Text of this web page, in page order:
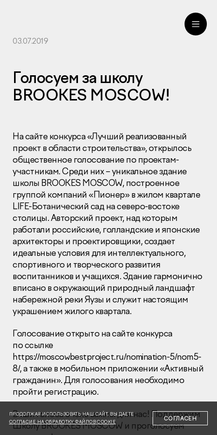
Раскрытие информации
Правовая информация
Сообщить о коррупции
Глaвный oфиc
+7 (495) 502 95 59
Отдел продаж
+7 (495) 641-35-35
Заказать звонок
© 2001-2026 Компания «Пионер»
03.07.2019
Голосуем за школу
BROOKES MOSCOW!
На сайте конкурса «Лучший реализованный
проект в области строительства», открылось
общественное голосование по проектам-
участникам. Среди них – уникальное здание
школы BROOKES MOSCOW, построенное
группой компаний «Пионер» в жилом квартале
LIFE-Ботанический сад на северо-востоке
столицы. Авторский проект, над которым
работали российские, голландские и японские
архитекторы и проектировщики, создает
идеальные условия для интеллектуального,
спортивного и творческого развития
воспитанников и учащихся. Здание гармонично
вписано в окружающий природный ландшафт
набережной реки Яузы и служит настоящим
украшением жилого квартала.
Голосование открыто на сайте конкурса
по ссылке
https://moscowbestproject.ru/nomination-5/nom5-
8/, а также в мобильном приложении «Активный
гражданин». Для голосования необходимо
пройти регистрацию.
Ваши голоса очень важны для нас! Поддержим
ШколуBROOKESMOSCOW и проголосуем
ПРОДОЛЖАЯ ИСПОЛЬЗОВАТЬ НАШ САЙТ, ВЫ ДАЕТЕ
СОГЛАСИЕ НА ОБРАБОТКУ ФАЙЛОВ COOKIE
СОГЛАСЕН